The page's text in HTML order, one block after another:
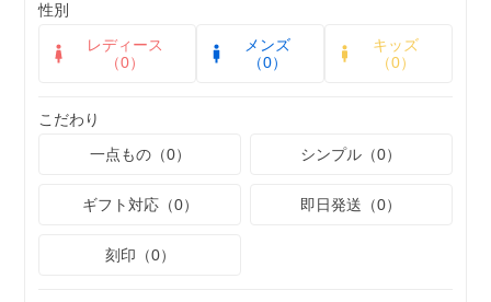
性別
レディース
（0）
メンズ
（0）
キッズ
（0）
こだわり
一点もの（0）
シンプル（0）
ギフト対応（0） 即日発送（0）
刻印（0）